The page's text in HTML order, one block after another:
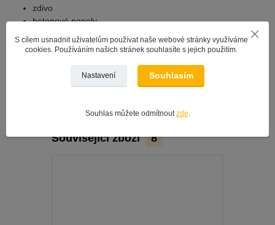
zdivo
betonové panely
strukturní tapety
Související zboží 8
S cílem usnadnit uživatelům používat naše webové stránky využíváme
cookies. Používáním našich stránek souhlasíte s jejich použitím.
Nastavení Souhlasím
Souhlas můžete odmítnout zde